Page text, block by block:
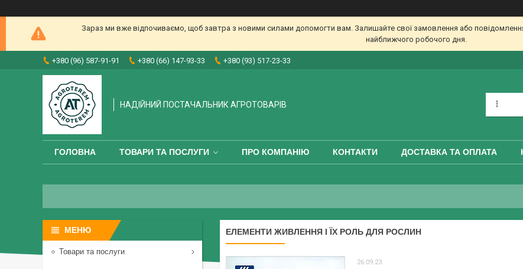
Зараз ми вже відпочиваємо, щоб завтра з новими силами допомогти вам. Залишайте свої замовлення або
найближчого робочого дня.
+380 (96) 587-91-91 +380 (66) 147-93-33 +380 (93) 517-23-33
НАДІЙНИЙ ПОСТАЧАЛЬНИК АГРОТОВАРІВ
ГОЛОВНА ТОВАРИ ТА ПОСЛУГИ ПРО КОМПАНІЮ КОНТАКТИ ДОСТАВКА ТА ОПЛАТА
ЕЛЕМЕНТИ ЖИВЛЕННЯ І ЇХ РОЛЬ ДЛЯ РОСЛИН
26.09.23
Товари та послуги